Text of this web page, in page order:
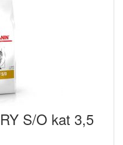
S/O kat 3,5